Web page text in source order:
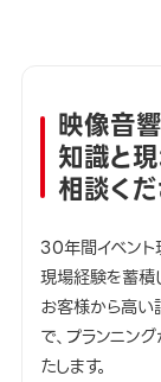
映像音
知識と
相談くだ
30年間イベント
現場経験を蓄積
お客様から高
で、プランニン
たします。